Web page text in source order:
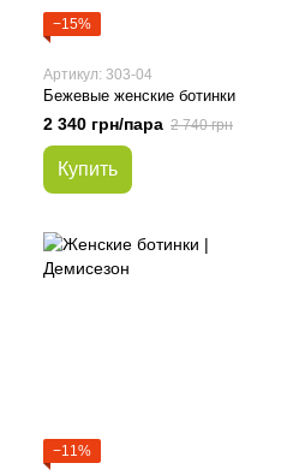
−15%
Артикул: 303-04
Бежевые женские ботинки
2 340 грн/пара 2 740 грн
Купить
−11%